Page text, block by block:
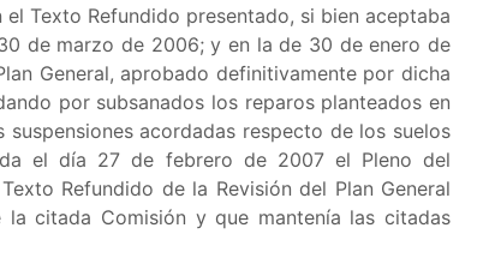
Texto Refundido presentado, si bien aceptaba
de marzo de 2006; y en la de 30 de enero de
General, aprobado definitivamente por dicha
por subsanados los reparos planteados en
acordadas respecto de los suelos
el día 27 de febrero de 2007 el Pleno del
Refundido de la Revisión del Plan General
citada Comisión y que mantenía las citadas